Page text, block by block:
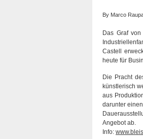
By Marco
Das Graf
Castell
heute für
Die Pracht
künstlerisch
aus
darunter
Angebot ab.
Info: